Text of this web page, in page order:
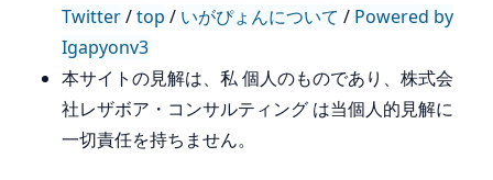
Twitter/top / いがぴょんについて / Powered by
Igapyonv3
本サイトの見解は、私 個人のものであり、株式会
社レザボア・コンサルティング は当個人的見解に
一切責任を持ちません。